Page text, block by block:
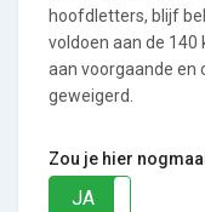
hoofdletters, blijf
voldoen aan de 140
aan voorgaande en
geweigerd.
Zou je hier
JA